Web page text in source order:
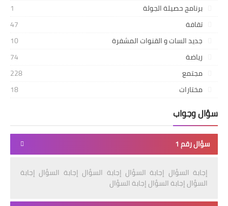
برنامج حصيلة الجولة
1
تقافة
47
جديد السات و القنوات المشفرة
10
رياضة
74
مجتمع
228
مختارات
18
سؤال وجواب
سؤال رقم 1
إجابة السؤال إجابة السؤال إجابة السؤال إجابة السؤال إجابة
السؤال إجابة السؤال إجابة السؤال